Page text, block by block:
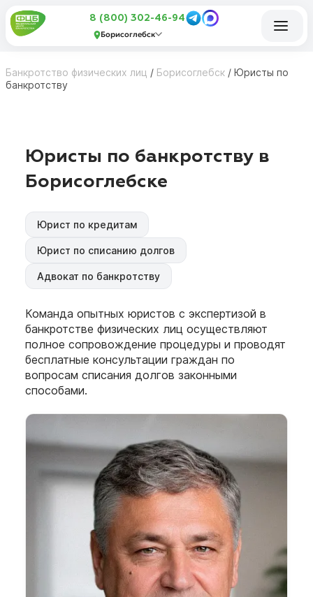
8 (800) 302-46-94
Борисоглебск
Банкротство физических лиц / Борисоглебск / Юристы по
банкротству
Юристы по банкротству в
Борисоглебске
Юрист по кредитам
Юрист по списанию долгов
Адвокат по банкротству
Команда опытных юристов с экспертизой в
банкротстве физических лиц осуществляют
полное сопровождение процедуры и проводят
бесплатные консультации граждан по
вопросам списания долгов законными
способами.